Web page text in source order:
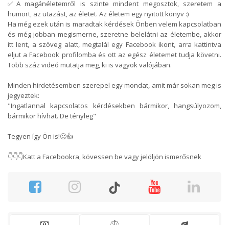
✅A magánéletemről is szinte mindent megosztok, szeretem a
humort, az utazást, az életet. Az életem egy nyitott könyv :)
Ha még ezek után is maradtak kérdések Önben velem kapcsolatban
és még jobban megismerne, szeretne belelátni az életembe, akkor
itt lent, a szöveg alatt, megtalál egy Facebook ikont, arra kattintva
eljut a Facebook profilomba és ott az egész életemet tudja követni.
Több száz videó mutatja meg, ki is vagyok valójában.
Minden hirdetésemben szerepel egy mondat, amit már sokan meg is
jegyeztek:
"Ingatlannal kapcsolatos kérdésekben bármikor, hangsúlyozom,
bármikor hívhat. De tényleg"
Tegyen így Ön is!🙂👍
👇👇👇Katt a Facebookra, kövessen be vagy jelöljön ismerősnek